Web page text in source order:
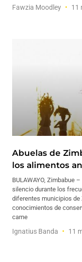
Fawzia Moodley 11
Abuelas de
los alimentos
BULAWAYO, Zimbabue
silencio durante los
diferentes municipios de
conocimientos de
carne
Ignatius Banda 11